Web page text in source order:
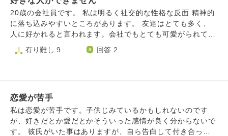
その日母と親戚は酔っており、親戚に母親の前で「お前一度
も経験ないのか」と問い詰められ、性欲がないのかとか父親
に問題があったせいなのかなどいろいろと言われ、あまりに
父親でした。両親が不仲で親戚も貧乏だったので、夫婦や家
だ。あの歳で彼氏ができたことがない。妹のほうがよっぽど
立派だ」と話してるのを聞いてしまったこともあります。
私は恥ずかしい生き方をしてるつもりはありませんでした。
低所得なのに女手一つで私たち姉妹を育てた母を裏切りたく
20歳の会社員です。 私は明るく社交的な性格な反面 精神的
に落ち込みやすいところがあります。 友達はとても多く、
人に好かれると言われます。会社でもとても可愛がられてい
て外を歩いていても何かあったら誰かしら助けてくれるので
とても恵まれているなと思っています。 20年間彼氏ができ
て、この人と付き合いたいと思うほど人を好きになったこと
がないです。 学生の頃容姿のことで男子にいじめられたこ
とが原因で同い年の男子が怖くなりました。その人たちに会
うと未だに、気持ち悪い吐き気がすると言われます。 今ま
有り難し 9 回答 2
恋愛が苦手
私は恋愛が苦手です。子供じみているかもしれないのです
が、好きだとか愛だとかそういった感情が良く分からないで
す。 彼氏がいた事はありますが、自ら告白して付き合った